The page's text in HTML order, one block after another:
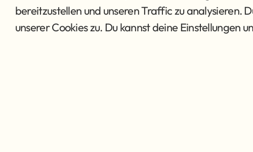
bereitzustellen und unseren Traffic zu analysieren.
unserer Cookies zu. Du kannst deine Einstellungen